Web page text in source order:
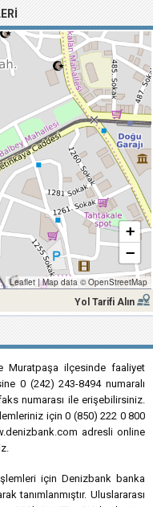
+
−
Leaflet |Map data ©OpenStreetMap
Yol Tarifi Alın
Muratpaşa ilçesinde faaliyet
0 (242) 243-8494 numaralı
numarası ile erişebilirsiniz.
için 0 (850) 222 0 800
adresli online
için Denizbank banka
tanımlanmıştır. Uluslararası